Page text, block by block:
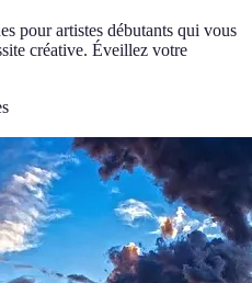
pour artistes débutants qui vous
créative. Éveillez votre